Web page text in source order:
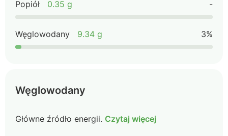
Popiół 0.35 g -
Węglowodany 9.34 g 3%
Węglowodany
Główne źródło energii. Czytaj więcej